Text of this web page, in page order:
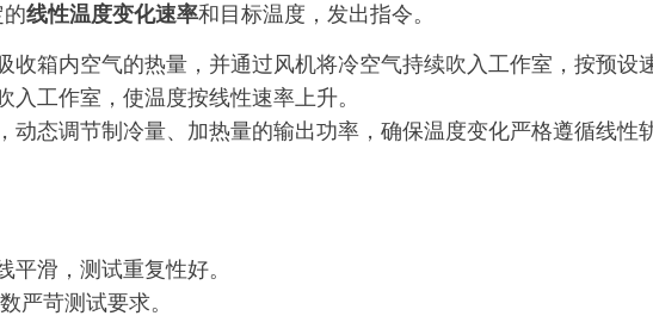
线性温度变化速率和目标温度，发出指令。
收箱内空气的热量，并通过风机将冷空气持续吹入工作室，按预设
入工作室，使温度按线性速率上升。
动态调节制冷量、加热量的输出功率，确保温度变化严格遵循线性
平滑，测试重复性好。
严苛测试要求。